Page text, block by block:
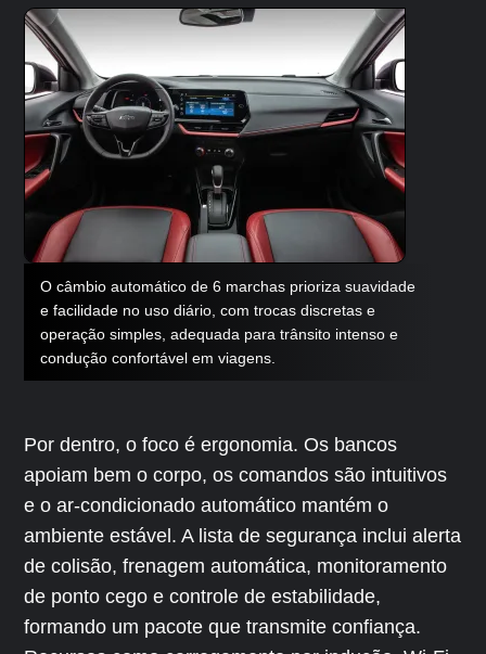
O câmbio automático de 6 marchas prioriza suavidade
e facilidade no uso diário, com trocas discretas e
operação simples, adequada para trânsito intenso e
condução confortável em viagens.
Por dentro, o foco é ergonomia. Os bancos
apoiam bem o corpo, os comandos são intuitivos
e o ar-condicionado automático mantém o
ambiente estável. A lista de segurança inclui alerta
de colisão, frenagem automática, monitoramento
de ponto cego e controle de estabilidade,
formando um pacote que transmite confiança.